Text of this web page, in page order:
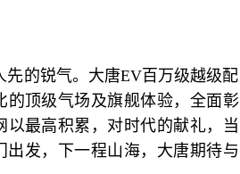
先的锐气。大唐EV百万级越级配
的顶级气场及旗舰体验， 全面彰
以最高积累，对时代的献礼，当
出发，下一程山海，大唐期待与